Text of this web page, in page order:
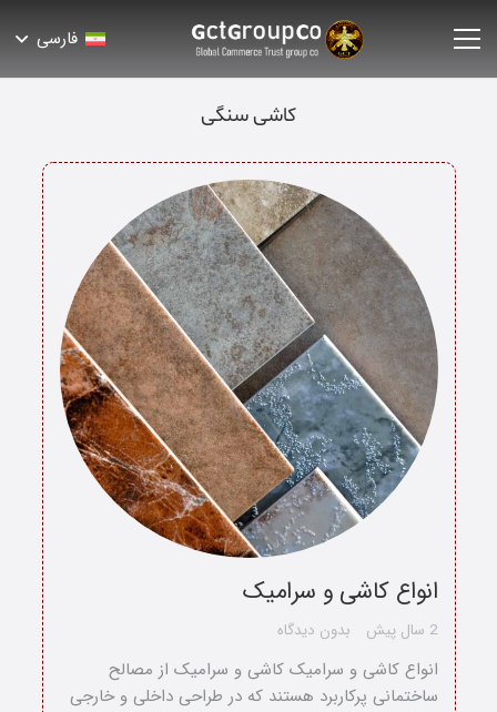
فارسی
کاشی سنگی
انواع کاشی و سرامیک
2 سال پیش بدون دیدگاه
انواع کاشی و سرامیک کاشی و سرامیک از مصالح
ساختمانی پرکاربرد هستند که در طراحی داخلی و خارجی